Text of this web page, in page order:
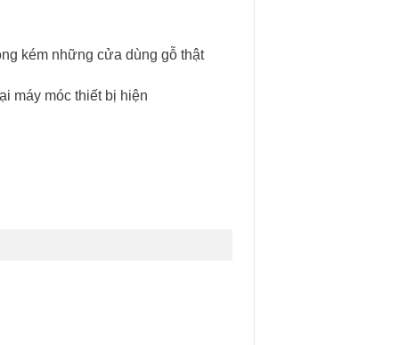
kém những cửa dùng gỗ thật
máy móc thiết bị hiện